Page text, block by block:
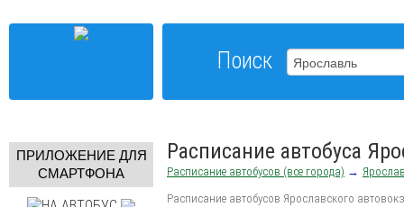
Поиск
ПРИЛОЖЕНИЕ ДЛЯ
СМАРТФОНА
Расписание автобуса
Расписание автобусов (все города) →
Расписание автобусов Ярославского